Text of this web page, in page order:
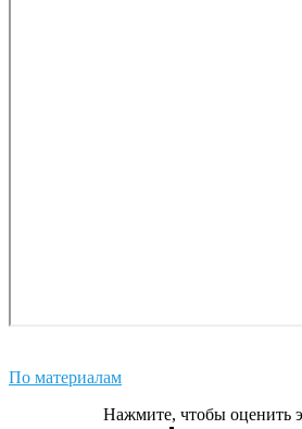
По материалам
Нажмите, чтобы оценить